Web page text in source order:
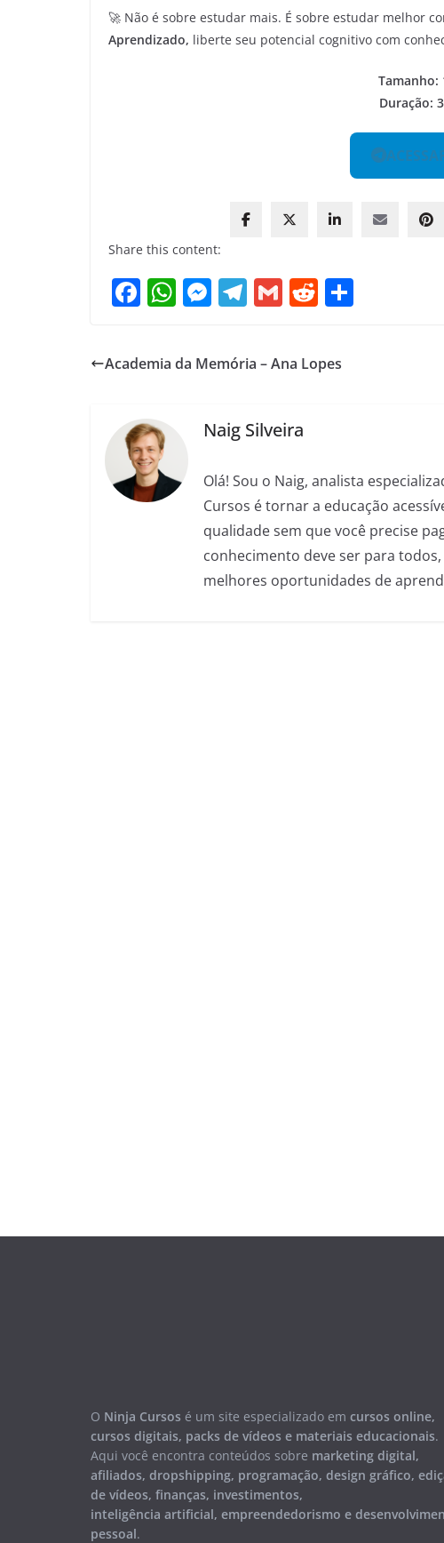
🚀 Não é sobre estudar mais. É sobre estudar melhor
Aprendizado, liberte seu potencial cognitivo com
Tamanho:
Duração:
Share this content:
F
e
o
o
k
W
at
s
M
ss
e
g
T
e
gr
m
G
ai
l
R
di
Academia da Memória – Ana Lopes
Naig Silveira
Olá! Sou o Naig, analista
Cursos é tornar a educação
qualidade sem que você precise
conhecimento deve ser para
melhores oportunidades de
O Ninja Cursos é um site especializado em cursos online,
cursos digitais, packs de vídeos e materiais educacionais.
Aqui você encontra conteúdos sobre marketing digital,
afiliados, dropshipping, programação, design gráfico,
de vídeos, finanças, investimentos,
inteligência artificial, empreendedorismo e
pessoal.